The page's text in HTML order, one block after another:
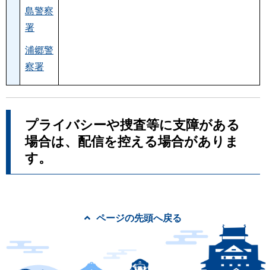
島警察
署
浦郷警
察署
プライバシーや捜査等に支障がある
場合は、配信を控える場合がありま
す。
ページの先頭へ戻る